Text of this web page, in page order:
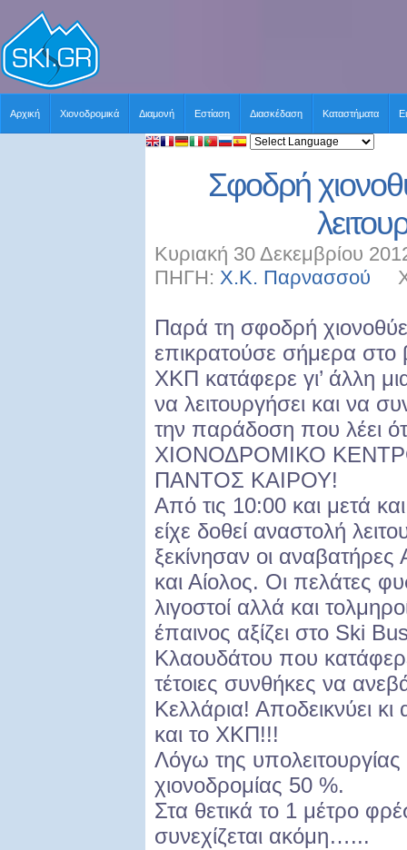
Αρχική Χιονοδρομικά Διαμονή Εστίαση Διασκέδαση Καταστήματα
Σφοδρή
Κυριακή 30 Δεκεμβρίου
ΠΗΓΗ: Χ.Κ. Παρνασσού
Παρά τη σφοδρή
επικρατούσε σήμερα στο
ΧΚΠ κατάφερε γι’ άλλη
να λειτουργήσει και να
την παράδοση που λέει
ΧΙΟΝΟΔΡΟΜΙΚΟ
ΠΑΝΤΟΣ ΚΑΙΡΟΥ!
Από τις 10:00 και μετά
είχε δοθεί αναστολή
ξεκίνησαν οι αναβατήρες
και Αίολος. Οι πελάτες
λιγοστοί αλλά και
έπαινος αξίζει στο Ski
Κλαουδάτου που
τέτοιες συνθήκες να
Κελλάρια! Αποδεικνύει
και το ΧΚΠ!!!
Λόγω της
χιονοδρομίας 50 %.
Στα θετικά το 1 μέτρο
συνεχίζεται ακόμη…...